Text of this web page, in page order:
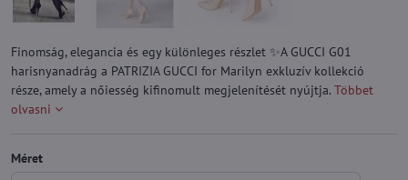
Finomság, elegancia és egy különleges részlet ✨A GUCCI G01
harisnyanadrág a PATRIZIA GUCCI for Marilyn exkluzív kollekció
része, amely a nőiesség kifinomult megjelenítését nyújtja. Többet
olvasni
Méret